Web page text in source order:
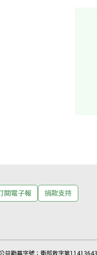
閱電子報 捐款支持
益勸募字號： 衛部救字第